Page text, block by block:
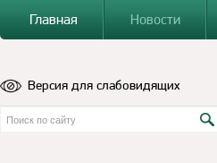
Главная
Новости
Версия для слабовидящих